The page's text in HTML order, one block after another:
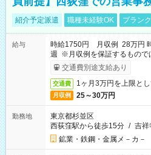
紹介予定派遣 職種未経験OK ブラン
給与
時給1750円 月収例 28万円
週 ※月収例を保証するもので
交通費別途支給あり
交通費 1ヶ月3万円を上限と
月収例 25～30万円
勤務地
東京都杉並区
西荻窪駅から徒歩15分 / 吉祥
鉱業・鉄鋼・金属メ－カ－